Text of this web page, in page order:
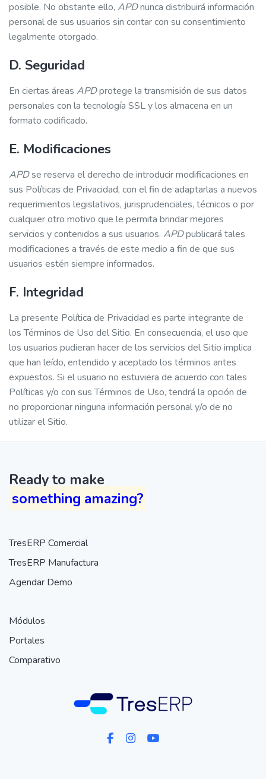
posible. No obstante ello, APDnunca distribuirá información
personal de sus usuarios sin contar con su consentimiento
legalmente otorgado.
D. Seguridad
En ciertas áreas APDprotege la transmisión de sus datos
personales con la tecnología SSL y los almacena en un
formato codificado.
E. Modificaciones
APDse reserva el derecho de introducir modificaciones en
sus Políticas de Privacidad, con el fin de adaptarlas a nuevos
requerimientos legislativos, jurisprudenciales, técnicos o por
cualquier otro motivo que le permita brindar mejores
servicios y contenidos a sus usuarios. APDpublicará tales
modificaciones a través de este medio a fin de que sus
usuarios estén siempre informados.
F. Integridad
La presente Política de Privacidad es parte integrante de
los Términos de Uso del Sitio. En consecuencia, el uso que
los usuarios pudieran hacer de los servicios del Sitio implica
que han leído, entendido y aceptado los términos antes
expuestos. Si el usuario no estuviera de acuerdo con tales
Políticas y/o con sus Términos de Uso, tendrá la opción de
no proporcionar ninguna información personal y/o de no
utilizar el Sitio.
Ready to make
something amazing?
TresERP Comercial
TresERP Manufactura
Agendar Demo
Módulos
Portales
Comparativo